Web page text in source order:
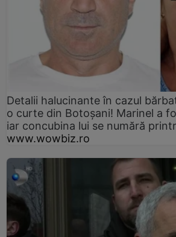
Detalii halucinante în cazul
o curte din Botoșani! Marinel a
iar concubina lui se numără
www.wowbiz.ro